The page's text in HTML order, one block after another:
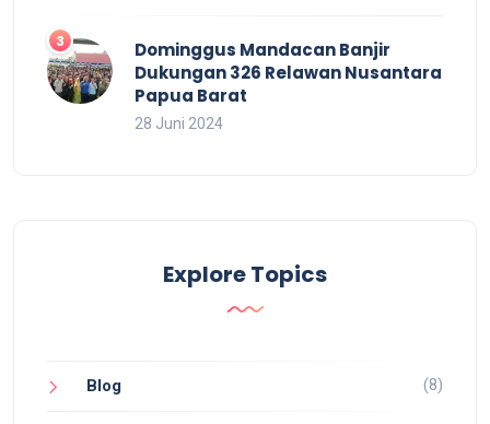
Dominggus Mandacan Banjir
Dukungan 326 Relawan Nusantara
Papua Barat
28 Juni 2024
Explore Topics
Blog (8)